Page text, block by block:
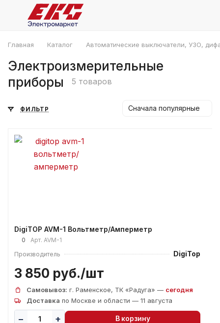
Главная Каталог Автоматические выключатели, УЗО,
Электроизмерительные
приборы
5 товаров
ФИЛЬТР Сначала популярные
DigiTOP AVM-1 Вольтметр/Амперметр
0 Арт. AVM-1
Производитель
DigiTop
3 850 руб./шт
Самовывоз: г. Раменское, ТК «Радуга» — сегодня
Доставка по Москве и области — 11 августа
В корзину